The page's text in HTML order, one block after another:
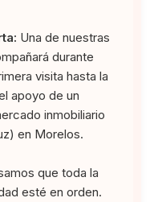
Una de nuestras
durante
visita hasta la
apoyo de un
inmobiliario
en Morelos.
que toda la
esté en orden.